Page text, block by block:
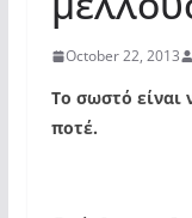
October 22, 2013
Το σωστό είναι
ποτέ.